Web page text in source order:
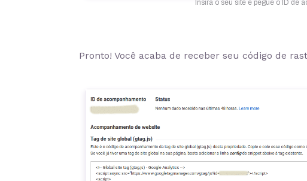
Insira o seu site e pegue o ID de
Pronto! Você acaba de receber seu código de